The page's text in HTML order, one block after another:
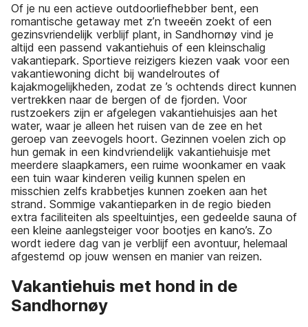
Of je nu een actieve outdoorliefhebber bent, een
romantische getaway met z’n tweeën zoekt of een
gezinsvriendelijk verblijf plant, in Sandhornøy vind je
altijd een passend vakantiehuis of een kleinschalig
vakantiepark. Sportieve reizigers kiezen vaak voor een
vakantiewoning dicht bij wandelroutes of
kajakmogelijkheden, zodat ze ’s ochtends direct kunnen
vertrekken naar de bergen of de fjorden. Voor
rustzoekers zijn er afgelegen vakantiehuisjes aan het
water, waar je alleen het ruisen van de zee en het
geroep van zeevogels hoort. Gezinnen voelen zich op
hun gemak in een kindvriendelijk vakantiehuisje met
meerdere slaapkamers, een ruime woonkamer en vaak
een tuin waar kinderen veilig kunnen spelen en
misschien zelfs krabbetjes kunnen zoeken aan het
strand. Sommige vakantieparken in de regio bieden
extra faciliteiten als speeltuintjes, een gedeelde sauna of
een kleine aanlegsteiger voor bootjes en kano’s. Zo
wordt iedere dag van je verblijf een avontuur, helemaal
afgestemd op jouw wensen en manier van reizen.
Vakantiehuis met hond in de
Sandhornøy